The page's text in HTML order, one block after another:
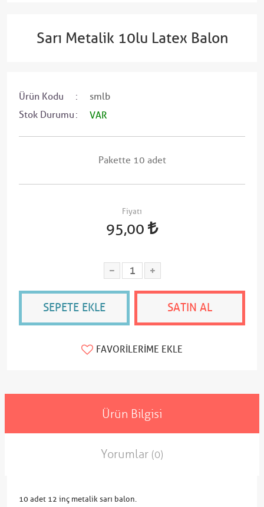
Sarı Metalik 10lu Latex Balon
Ürün Kodu
smlb
Stok Durumu
VAR
Pakette 10 adet
Fiyatı
95,00
SEPETE EKLE SATIN AL
FAVORILERIME EKLE
Ürün Bilgisi
Yorumlar (0)
10 adet 12 inç metalik sarı balon.